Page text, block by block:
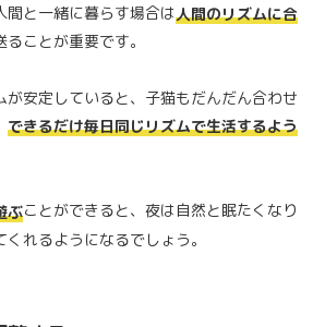
間と一緒に暮らす場合は人間のリズムに合
ることが重要です。
が安定していると、子猫もだんだん合わせ
できるだけ毎日同じリズムで生活するよう
ぶことができると、夜は自然と眠たくなり
れるようになるでしょう。